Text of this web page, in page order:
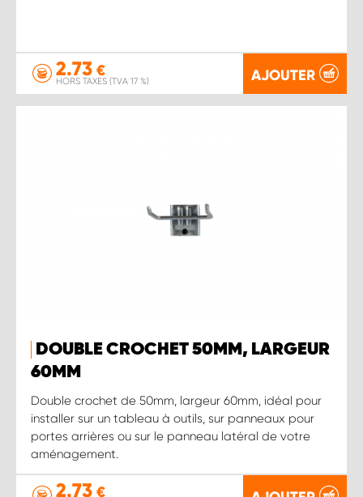
2.73 €
HORS TAXES (TVA 17 %) AJOUTER
DOUBLE CROCHET 50MM, LARGEUR
60MM
Double crochet de 50mm, largeur 60mm, idéal pour
installer sur un tableau à outils, sur panneaux pour
portes arrières ou sur le panneau latéral de votre
aménagement.
2.73 €